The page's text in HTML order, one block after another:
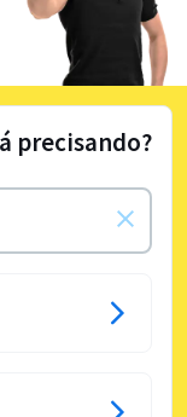
precisando?